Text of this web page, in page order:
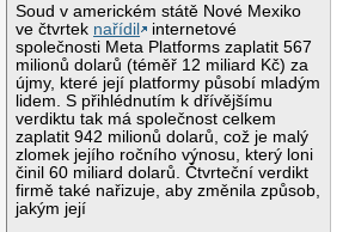
Soud v americkém státě Nové Mexiko
ve čtvrtek nařídil
internetové
společnosti Meta Platforms zaplatit 567
milionů dolarů (téměř 12 miliard Kč) za
újmy, které její platformy působí mladým
lidem. S přihlédnutím k dřívějšímu
verdiktu tak má společnost celkem
zaplatit 942 milionů dolarů, což je malý
zlomek jejího ročního výnosu, který loni
činil 60 miliard dolarů. Čtvrteční verdikt
firmě také nařizuje, aby změnila způsob,
jakým její